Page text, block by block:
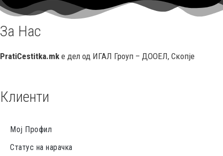
За Нас
PratiCestitka.mk е дел од ИГАЛ Гроуп – ДООЕЛ, Скопје
Клиенти
Мој Профил
Статус на нарачка